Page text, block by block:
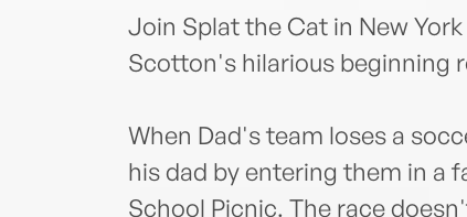
Join Splat the Cat in New
Scotton's hilarious beginning
When Dad's team loses a
his dad by entering them in a
School Picnic. The race